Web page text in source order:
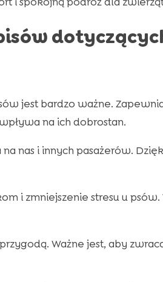
jest bardzo ważne.
na ich dobrostan.
nas i innych pasażerów.
i zmniejszenie stresu u psów.
Ważne jest, aby